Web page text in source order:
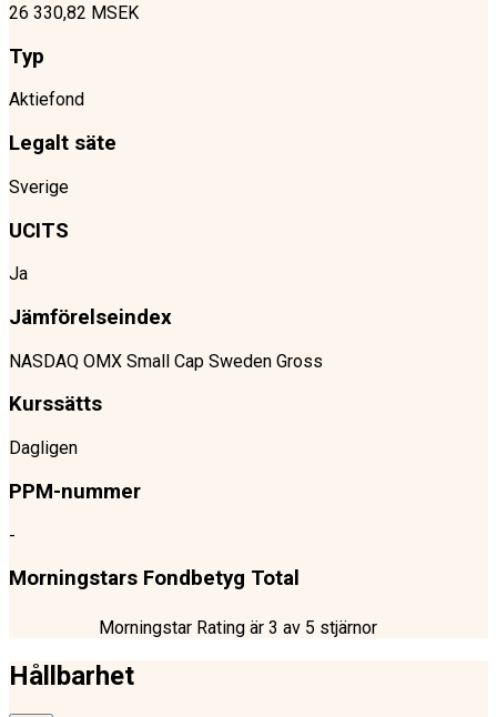
26 330,82 MSEK
Typ
Aktiefond
Legalt säte
Sverige
UCITS
Ja
Jämförelseindex
NASDAQ OMX Small Cap Sweden Gross
Kurssätts
Dagligen
PPM-nummer
-
Morningstars Fondbetyg Total
Morningstar Rating är 3 av 5 stjärnor
Hållbarhet